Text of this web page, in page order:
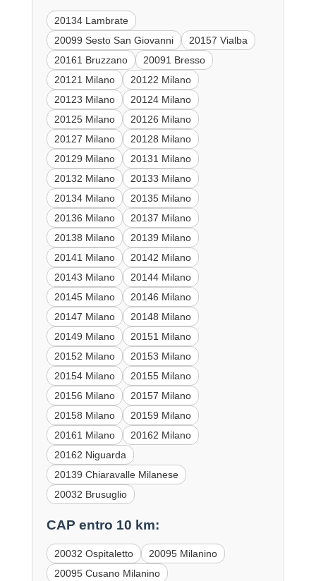
20134 Lambrate
20099 Sesto San Giovanni
20157 Vialba
20161 Bruzzano
20091 Bresso
20121 Milano
20122 Milano
20123 Milano
20124 Milano
20125 Milano
20126 Milano
20127 Milano
20128 Milano
20129 Milano
20131 Milano
20132 Milano
20133 Milano
20134 Milano
20135 Milano
20136 Milano
20137 Milano
20138 Milano
20139 Milano
20141 Milano
20142 Milano
20143 Milano
20144 Milano
20145 Milano
20146 Milano
20147 Milano
20148 Milano
20149 Milano
20151 Milano
20152 Milano
20153 Milano
20154 Milano
20155 Milano
20156 Milano
20157 Milano
20158 Milano
20159 Milano
20161 Milano
20162 Milano
20162 Niguarda
20139 Chiaravalle Milanese
20032 Brusuglio
CAP entro 10 km:
20032 Ospitaletto
20095 Milanino
20095 Cusano Milanino